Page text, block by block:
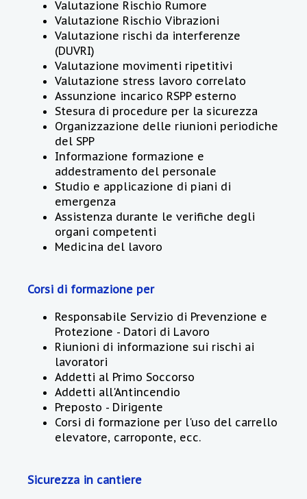
Valutazione Rischio Rumore
Valutazione Rischio Vibrazioni
Valutazione rischi da interferenze
(DUVRI)
Valutazione movimenti ripetitivi
Valutazione stress lavoro correlato
Assunzione incarico RSPP esterno
Stesura di procedure per la sicurezza
Organizzazione delle riunioni periodiche
del SPP
Informazione formazione e
addestramento del personale
Studio e applicazione di piani di
emergenza
Assistenza durante le verifiche degli
organi competenti
Medicina del lavoro
Corsi di formazione per
Responsabile Servizio di Prevenzione e
Protezione - Datori di Lavoro
Riunioni di informazione sui rischi ai
lavoratori
Addetti al Primo Soccorso
Addetti all'Antincendio
Preposto - Dirigente
Corsi di formazione per l'uso del carrello
elevatore, carroponte, ecc.
Sicurezza in cantiere